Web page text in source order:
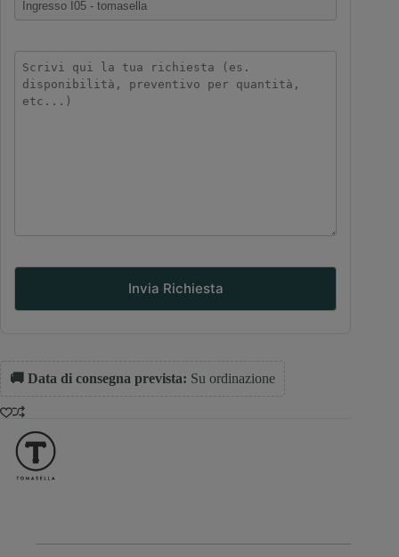
🚚 Data di consegna prevista: Su ordinazione